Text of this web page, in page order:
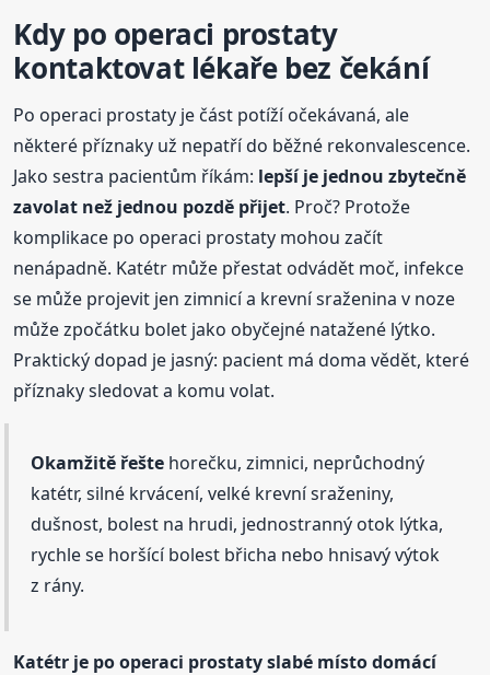
Kdy po operaci prostaty
kontaktovat lékaře bez čekání
Po operaci prostaty je část potíží očekávaná, ale
některé příznaky už nepatří do běžné rekonvalescence.
Jako sestra pacientům říkám: lepší je jednou zbytečně
zavolat než jednou pozdě přijet. Proč? Protože
komplikace po operaci prostaty mohou začít
nenápadně. Katétr může přestat odvádět moč, infekce
se může projevit jen zimnicí a krevní sraženina v noze
může zpočátku bolet jako obyčejné natažené lýtko.
Praktický dopad je jasný: pacient má doma vědět, které
příznaky sledovat a komu volat.
Okamžitě řešte horečku, zimnici, neprůchodný
katétr, silné krvácení, velké krevní sraženiny,
dušnost, bolest na hrudi, jednostranný otok lýtka,
rychle se horšící bolest břicha nebo hnisavý výtok
z rány.
Katétr je po operaci prostaty slabé místo domácí